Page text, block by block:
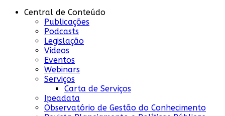
Central de Conteúdo
Publicações
Podcasts
Legislação
Vídeos
Eventos
Webinars
Serviços
Carta de Serviços
Ipeadata
Observatório de Gestão do Conhecimento